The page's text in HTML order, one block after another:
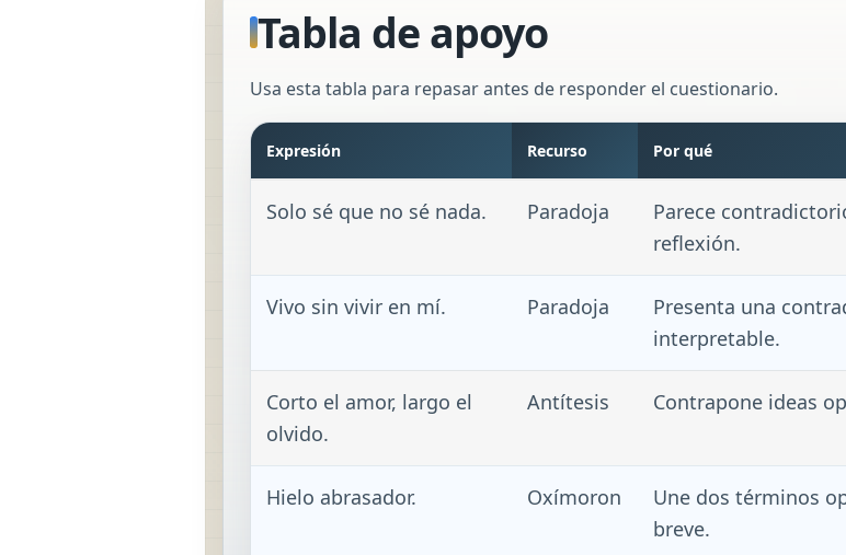
Tabla de apoyo
Usa esta tabla para repasar antes de responder el cuestionario.
Expresión Recurso Por qué
Solo sé que no sé nada. Paradoja
Parece
reflexión.
Vivo sin vivir en mí. Paradoja
Presenta una
interpretable.
Corto el amor, largo el
olvido.
Antítesis Contrapone ideas
Hielo abrasador. Oxímoron
Une dos términos
breve.